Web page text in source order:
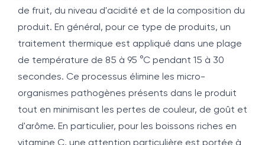
de fruit, du niveau d'acidité et de la composition du
produit. En général, pour ce type de produits, un
traitement thermique est appliqué dans une plage
de température de 85 à 95 °C pendant 15 à 30
secondes. Ce processus élimine les micro-
organismes pathogènes présents dans le produit
tout en minimisant les pertes de couleur, de goût et
d'arôme. En particulier, pour les boissons riches en